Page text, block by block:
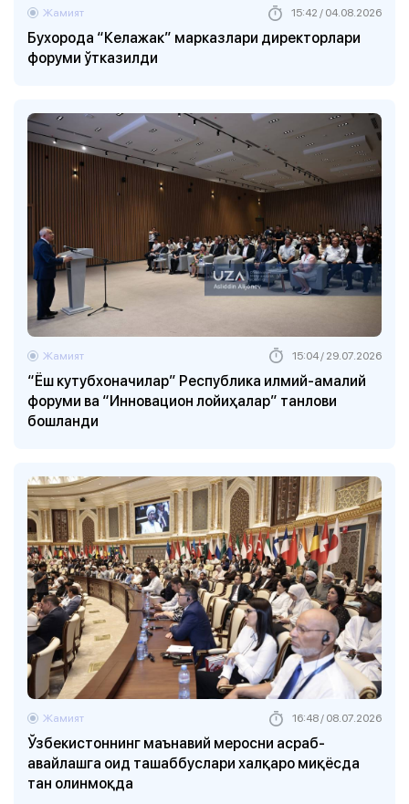
Бухорода “Келажак” марказлари директорлари
форуми ўтказилди
Жамият 15:42 / 04.08.2026
“Ёш кутубхоначилар” Республика илмий-амалий
форуми ва “Инновацион лойиҳалар” танлови
бошланди
Жамият 15:04 / 29.07.2026
Ўзбекистоннинг маънавий меросни асраб-
авайлашга оид ташаббуслари халқаро миқёсда
тан олинмоқда
Жамият 16:48 / 08.07.2026